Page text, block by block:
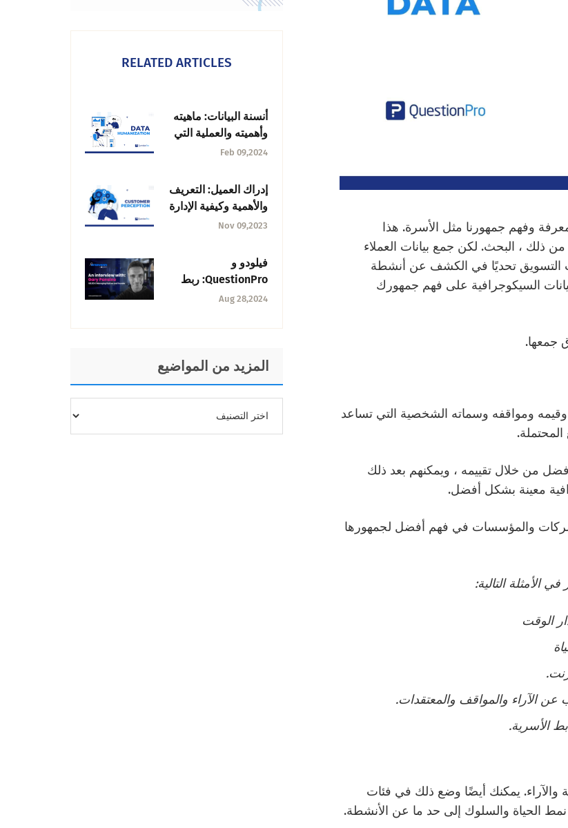
وفهم جمهورنا مثل الأسرة. هذا
ذلك ، البحث. لكن جمع بيانات العملاء
التسويق تحديًا في الكشف عن أنشطة
السيكوجرافية على فهم جمهورك
جمعها.
ومواقفه وسماته الشخصية التي تساعد
من خلال تقييمه ، ويمكنهم بعد ذلك
معينة بشكل أفضل.
والمؤسسات في فهم أفضل لجمهورها
الأمثلة التالية:
الوقت
عن الآراء والمواقف والمعتقدات.
الأسرية.
والآراء. يمكنك أيضًا وضع ذلك في فئات
نمط الحياة والسلوك إلى حد ما عن الأنشطة.
RELATED ARTICLES
أنسنة البيانات: ماهيته
وأهميته والعملية التي
يجب اتباعها
Feb 09,2024
إدراك العميل: التعريف
والأهمية وكيفية الإدارة
Nov 09,2023
فيلودو و
QuestionPro: ربط
البيانات بلمسة إنسانية
Aug 28,2024
المزيد من المواضيع
المواضيع